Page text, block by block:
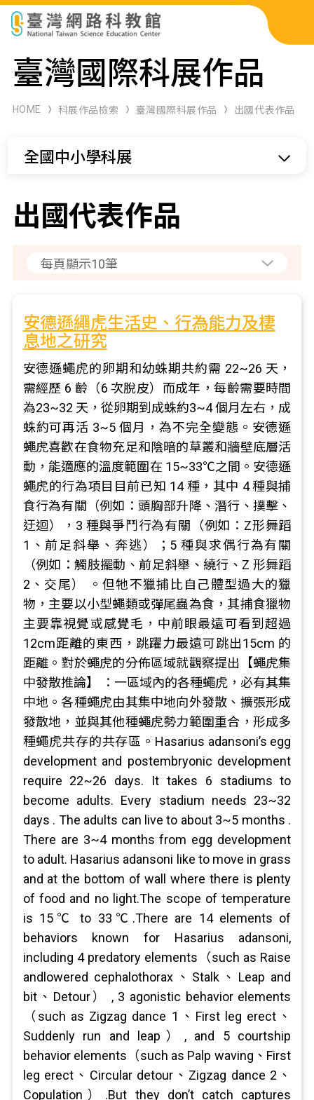
科展作品檢索
科學研習月刊
臺灣國際科展作品
HOME 科展作品檢索 臺灣國際科展作品 出國代表作品
全國中小學科展
出國代表作品
安德遜繩虎生活史、行為能力及棲
息地之研究
安德遜蠅虎的卵期和幼蛛期共約需 22~26 天，
需經歷 6 齡（6 次脫皮）而成年，每齡需要時間
為23~32 天，從卵期到成蛛約3~4 個月左右，成
蛛約可再活 3~5 個月，為不完全變態。安德遜
蠅虎喜歡在食物充足和陰暗的草叢和牆壁底層活
動，能適應的溫度範圍在 15~33℃之間。安德遜
蠅虎的行為項目目前已知 14 種，其中 4 種與捕
食行為有關（例如：頭胸部升降、潛行、撲擊、
迂迴），3 種與爭鬥行為有關（例如：Z形舞蹈
1、前足斜舉、奔逃）；5 種與求偶行為有關
（例如：觸肢擺動、前足斜舉、繞行、Z 形舞蹈
2、交尾） 。但牠不獵捕比自己體型過大的獵
物，主要以小型蠅類或彈尾蟲為食，其捕食獵物
主要靠視覺或感覺毛，中前眼最遠可看到超過
12cm距離的東西，跳躍力最遠可跳出15cm 的
距離。對於蠅虎的分佈區域就觀察提出【蠅虎集
中發散推論】 ：一區域內的各種蠅虎，必有其集
中地。各種蠅虎由其集中地向外發散、擴張形成
發散地，並與其他種蠅虎勢力範圍重合，形成多
種蠅虎共存的共存區。Hasarius adansoni’s egg
development and postembryonic development
require 22~26 days. It takes 6 stadiums to
become adults. Every stadium needs 23~32
days . The adults can live to about 3~5 months .
There are 3~4 months from egg development
to adult. Hasarius adansoni like to move in grass
and at the bottom of wall where there is plenty
of food and no light.The scope of temperature
is 15℃ to 33℃.There are 14 elements of
behaviors known for Hasarius adansoni,
including 4 predatory elements（such as Raise
andlowered cephalothorax、Stalk、Leap and
bit、Detour） , 3 agonistic behavior elements
（such as Zigzag dance 1、First leg erect、
Suddenly run and leap）, and 5 courtship
behavior elements（such as Palp waving、First
leg erect、Circular detour、Zigzag dance 2、
Copulation）.But they don’t catch captures